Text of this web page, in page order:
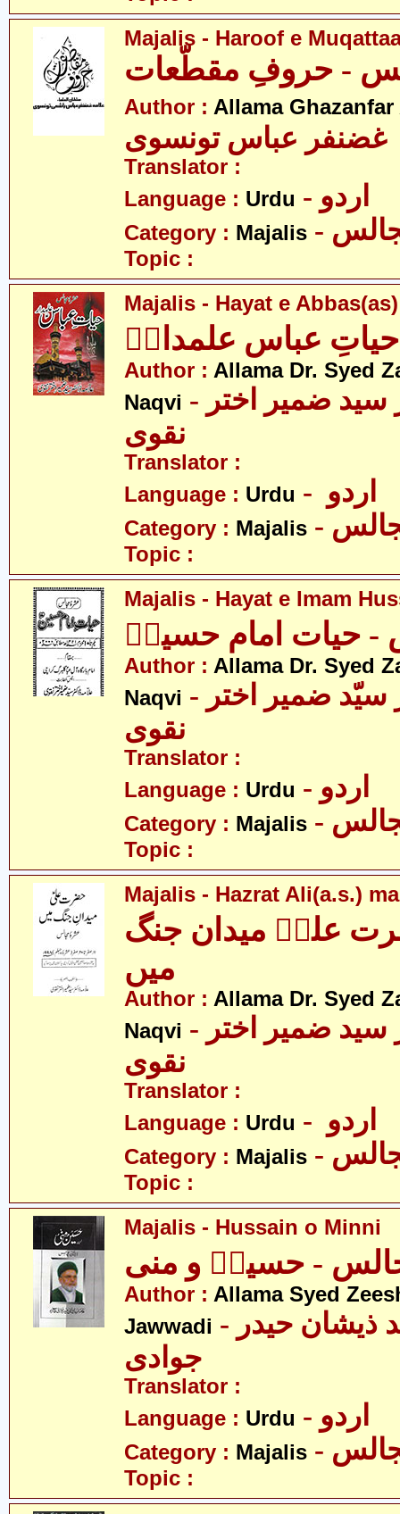
Majalis - Haroof e
- حروفِ مقطّعات
Author : Allama
غضنفر عباس تونسوی
Translator :
Language : Urdu - اردو
Category : Majalis
Topic :
Majalis - Hayat e
عباس علمدارؑ
Author : Allama Dr. Syed
Naqvi - علامہ ڈاکٹر سید ضمیر اختر
نقوی
Translator :
Language : Urdu
Category : Majalis
Topic :
Majalis - Hayat e Imam
- حیات امام حسینؑ
Author : Allama Dr. Syed
Naqvi - علامہ ڈاکٹر سیّد ضمیر اختر
نقوی
Translator :
Language : Urdu - اردو
Category : Majalis
Topic :
Majalis - Hazrat Ali(a.s.)
علیؑ میدان جنگ
Author : Allama Dr. Syed
Naqvi - علامہ ڈاکٹر سید ضمیر اختر
نقوی
Translator :
Language : Urdu
Category : Majalis
Topic :
Majalis - Hussain o Minni
- حسینؑ و منی
Author : Allama Syed
Jawwadi - علامہ سید ذیشان حیدر
جوادی
Translator :
Language : Urdu - اردو
Category : Majalis
Topic :